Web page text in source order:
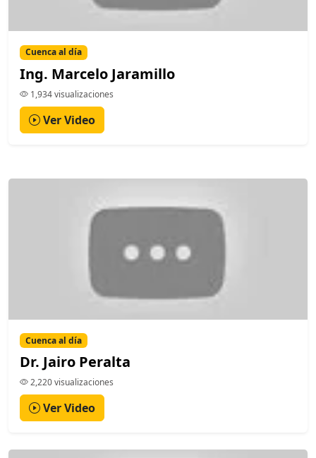
Cuenca al día
Ing. Marcelo Jaramillo
1,934 visualizaciones
Ver Video
Cuenca al día
Dr. Jairo Peralta
2,220 visualizaciones
Ver Video